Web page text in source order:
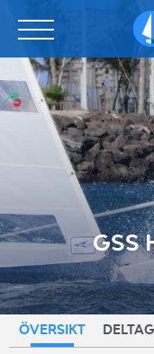
GSS
ÖVERSIKT